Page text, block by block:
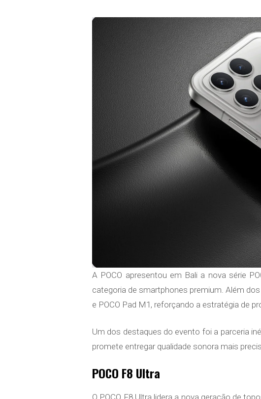
A POCO apresentou em Bali a nova série
categoria de smartphones premium. Além
e POCO Pad M1, reforçando a estratégia de
Um dos destaques do evento foi a parceria
promete entregar qualidade sonora mais
POCO F8 Ultra